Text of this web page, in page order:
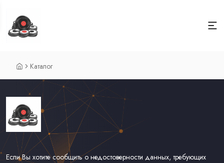
Каталог
Если Вы хотите сообщить о недостоверности данных, требующих